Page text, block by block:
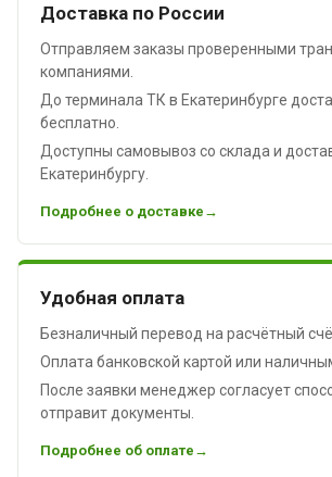
Доставка по России
Отправляем заказы проверенными
компаниями.
До терминала ТК в Екатеринбурге
бесплатно.
Доступны самовывоз со склада и
Екатеринбургу.
Подробнее о доставке
Удобная оплата
Безналичный перевод на расчётный
Оплата банковской картой или
После заявки менеджер согласует
отправит документы.
Подробнее об оплате